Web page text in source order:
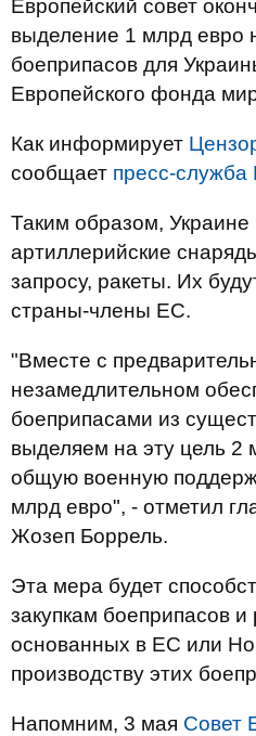
Европейский совет
выделение 1 млрд евро
боеприпасов для
Европейского фонда
Как информирует
сообщает пресс-служба
Таким образом, Украине
артиллерийские
запросу, ракеты. Их
страны-члены ЕС.
"Вместе с
незамедлительном
боеприпасами из
выделяем на эту цель 2
общую военную
млрд евро", - отметил
Жозеп Боррель.
Эта мера будет
закупкам боеприпасов и
основанных в ЕС или
производству этих
Напомним, 3 мая Совет